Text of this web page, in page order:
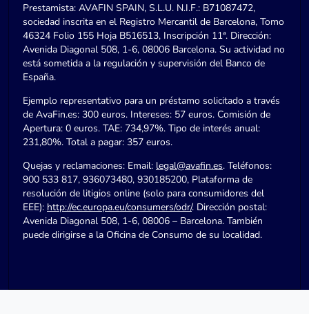
Prestamista: AVAFIN SPAIN, S.L.U. N.I.F.: B71087472,
sociedad inscrita en el Registro Mercantil de Barcelona, Tomo
46324 Folio 155 Hoja B516513, Inscripción 11ª. Dirección:
Avenida Diagonal 508, 1-6, 08006 Barcelona. Su actividad no
está sometida a la regulación y supervisión del Banco de
España.
Ejemplo representativo para un préstamo solicitado a través
de AvaFin.es: 300 euros. Intereses: 57 euros. Comisión de
Apertura: 0 euros. TAE: 734,97%. Tipo de interés anual:
231,80%. Total a pagar: 357 euros.
Quejas y reclamaciones: Email: legal@avafin.es. Teléfonos:
900 533 817, 936073480, 930185200, Plataforma de
resolución de litigios online (solo para consumidores del
EEE): http://ec.europa.eu/consumers/odr/. Dirección postal:
Avenida Diagonal 508, 1-6, 08006 – Barcelona. También
puede dirigirse a la Oficina de Consumo de su localidad.